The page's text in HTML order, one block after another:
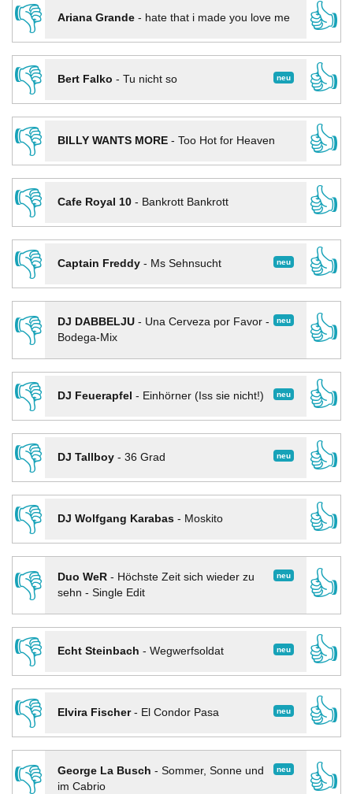
👎
Ariana Grande- hate that i made you love me
👍
👎
neu
Bert Falko - Tu nicht so
👍
👎
BILLY WANTS MORE- Too Hot for Heaven
👍
👎
Cafe Royal 10- Bankrott Bankrott
👍
👎
neu
Captain Freddy- Ms Sehnsucht
👍
👎
neu
DJ DABBELJU- Una Cerveza por Favor -
Bodega-Mix
👍
👎
neu
DJ Feuerapfel - Einhörner (Iss sie nicht!)
👍
👎
neu
DJ Tallboy- 36 Grad
👍
👎
DJ Wolfgang Karabas- Moskito
👍
👎
neu
Duo WeR- Höchste Zeit sich wieder zu
sehn - Single Edit
👍
👎
neu
Echt Steinbach - Wegwerfsoldat
👍
👎
neu
Elvira Fischer- El Condor Pasa
👍
👎
neu
George La Busch - Sommer, Sonne und
im Cabrio
👍